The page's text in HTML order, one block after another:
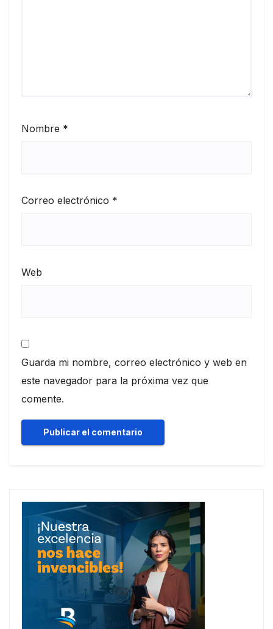
Nombre *
Correo electrónico *
Web
Guarda mi nombre, correo electrónico y web en
este navegador para la próxima vez que
comente.